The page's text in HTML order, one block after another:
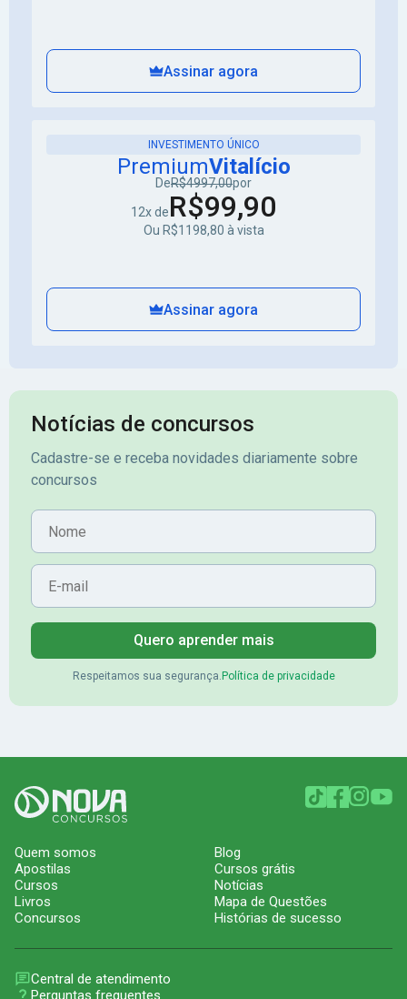
Assinar agora
INVESTIMENTO ÚNICO
PremiumVitalício
DeR$4997,00por
12x deR$99,90
Ou R$1198,80 à vista
Assinar agora
Notícias de concursos
Cadastre-se e receba novidades diariamente sobre
concursos
Nome
E-mail
Quero aprender mais
Respeitamos sua segurança. Política de privacidade
Quem somos
Apostilas
Cursos
Livros
Concursos
Blog
Cursos grátis
Notícias
Mapa de Questões
Histórias de sucesso
Central de atendimento
Perguntas frequentes